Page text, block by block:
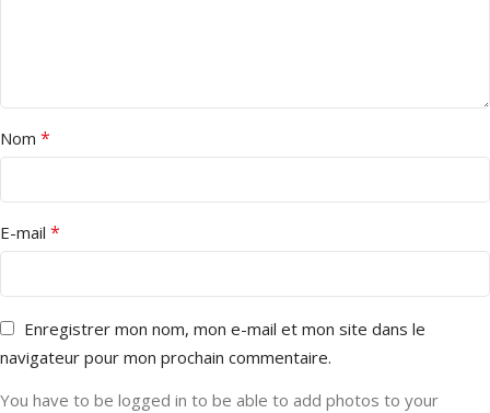
Nom *
E-mail *
Enregistrer mon nom, mon e-mail et mon site dans le
navigateur pour mon prochain commentaire.
You have to be logged in to be able to add photos to your